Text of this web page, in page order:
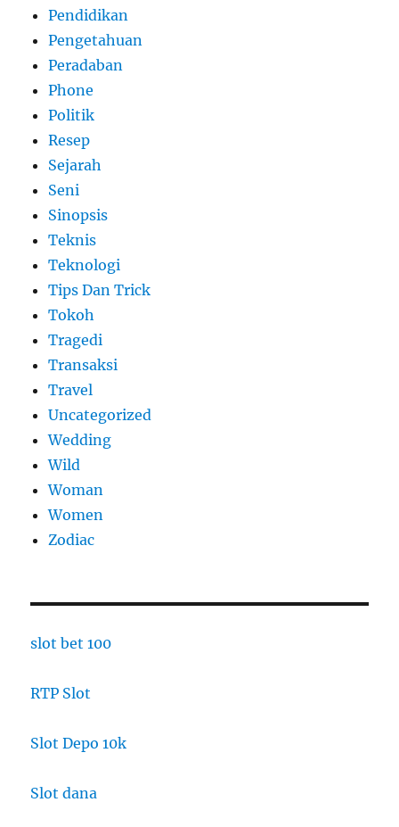
Pendidikan
Pengetahuan
Peradaban
Phone
Politik
Resep
Sejarah
Seni
Sinopsis
Teknis
Teknologi
Tips Dan Trick
Tokoh
Tragedi
Transaksi
Travel
Uncategorized
Wedding
Wild
Woman
Women
Zodiac
slot bet 100
RTP Slot
Slot Depo 10k
Slot dana